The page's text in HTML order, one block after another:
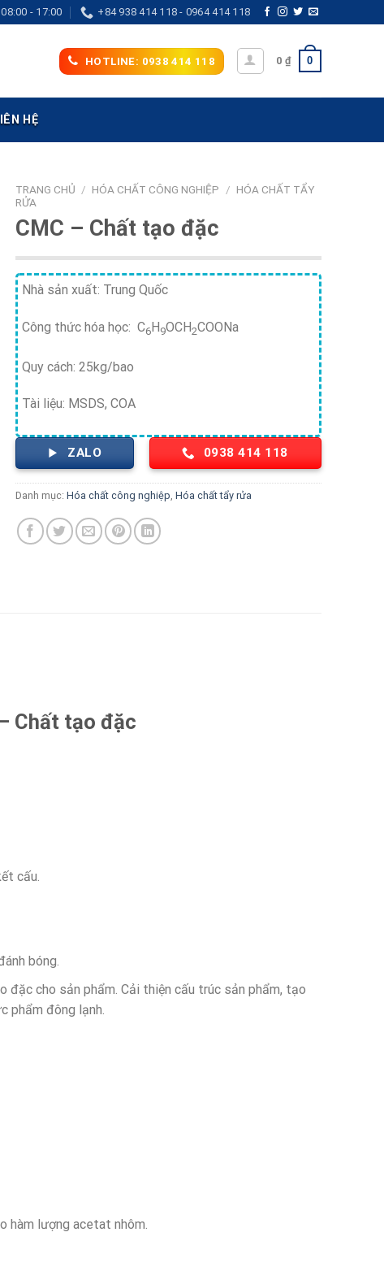
08:00 - 17:00 +84 938 414 118 - 0964 414 118
HOTLINE: 0938 414 118 0 ₫ 0
HỆ
TRANG CHỦ / HÓA CHẤT CÔNG NGHIỆP / HÓA CHẤT TẨY
RỬA
CMC – Chất tạo đặc
Nhà sản xuất: Trung Quốc
Công thức hóa học: C6H9OCH2COONa
Quy cách: 25kg/bao
Tài liệu: MSDS, COA
ZALO 0938 414 118
Danh mục:Hóa chất công nghiệp ,Hóa chất tẩy rửa
Chất tạo đặc
cấu.
bóng.
đặc cho sản phẩm. Cải thiện cấu trúc sản phẩm, tạo
phẩm đông lạnh.
hàm lượng acetat nhôm.